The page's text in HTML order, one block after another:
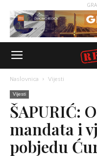
Naslovnica Vijesti
Vijesti
ŠAPURIĆ:
mandata i
pobjedu